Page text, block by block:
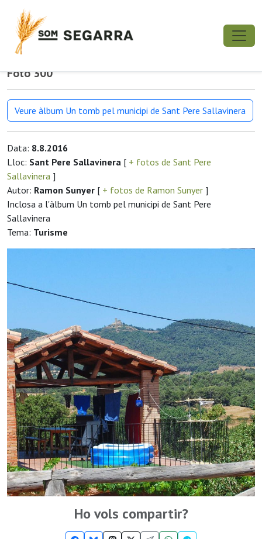
Foto 300
Veure àlbum Un tomb pel municipi de Sant Pere Sallavinera
Data: 8.8.2016
Lloc: Sant Pere Sallavinera [ + fotos de Sant Pere
Sallavinera ]
Autor: Ramon Sunyer [ + fotos de Ramon Sunyer ]
Inclosa a l'àlbum Un tomb pel municipi de Sant Pere
Sallavinera
Tema: Turisme
Ho vols compartir?